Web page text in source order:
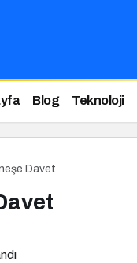
Blog Teknoloji
Davet